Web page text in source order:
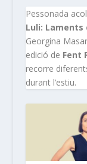
Pessonada
Luli: Laments
Georgina
edició de Fent
recorre
durant l’estiu.